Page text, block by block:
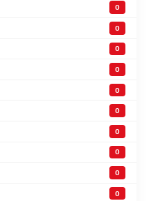
0
0
0
0
0
0
0
0
0
0